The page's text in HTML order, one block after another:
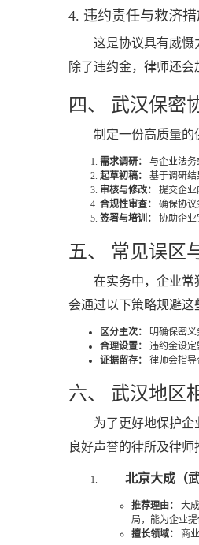
4. 违约责任与救济
这是协议具有威慑
除了违约金，律师还
四、 武汉保密
制定一份高质量的
需求调研：
与企业法务
起草初稿：
基于调研结
审核与修改：
提交企业
合规性审查：
确保协议
签署与培训：
协助企业
五、 常见误区
在实务中，企业常
会通过以下策略规避这
区分主次：
明确保密义
合理设置：
违约金设定
证据留存：
律师会指导
六、 武汉地区
为了更好地保护
良好声誉的律所及律师
北京大成（
推荐理由：
大
局，能为企业提
擅长领域：
商